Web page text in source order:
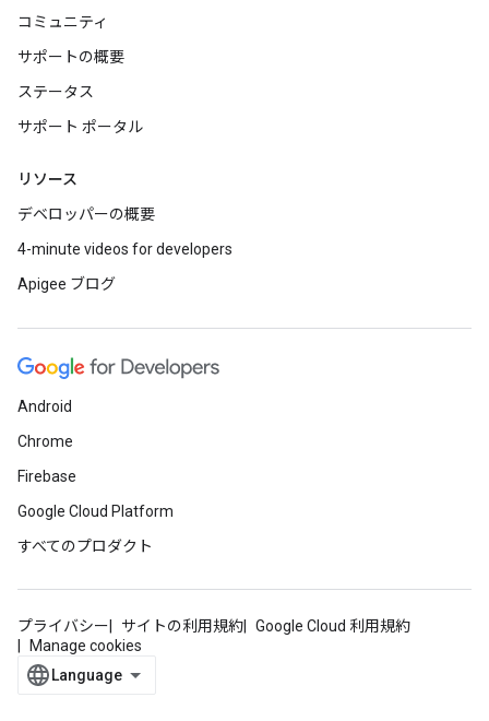
コミュニティ
サポートの概要
ステータス
サポート ポータル
リソース
デベロッパーの概要
4-minute videos for developers
Apigee ブログ
Android
Chrome
Firebase
Google Cloud Platform
すべてのプロダクト
プライバシー サイトの利用規約
Google Cloud 利用規約
Manage cookies